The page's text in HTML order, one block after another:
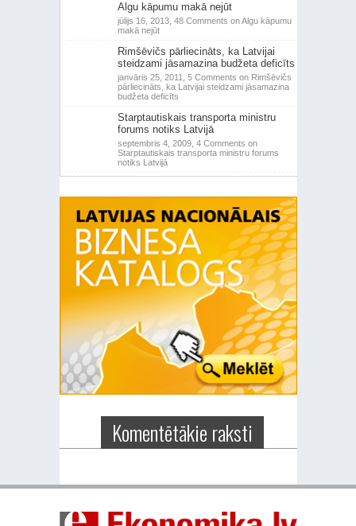
Algu kāpumu makā nejūt
jūlijs 16, 2013, 48 Comments on Algu kāpumu
makā nejūt
Rimšēvičs pārliecināts, ka Latvijai
steidzami jāsamazina budžeta deficīts
janvāris 25, 2011, 5 Comments on Rimšēvičs
pārliecināts, ka Latvijai steidzami jāsamazina
budžeta deficīts
Starptautiskais transporta ministru
forums notiks Latvijā
septembris 4, 2009, 4 Comments on
Starptautiskais transporta ministru forums
notiks Latvijā
Komentētākie raksti